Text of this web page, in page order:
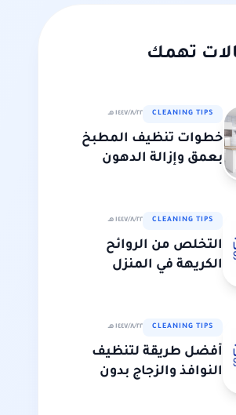
تهمك
CLEANING TIPS ٢٢‏/٨‏/١٤٤٧ هـ
خطوات تنظيف المطبخ
بعمق وإزالة الدهون
CLEANING TIPS ٢٢‏/٨‏/١٤٤٧ هـ
التخلص من الروائح
الكريهة في المنزل
CLEANING TIPS ٢٢‏/٨‏/١٤٤٧ هـ
أفضل طريقة لتنظيف
النوافذ والزجاج بدون